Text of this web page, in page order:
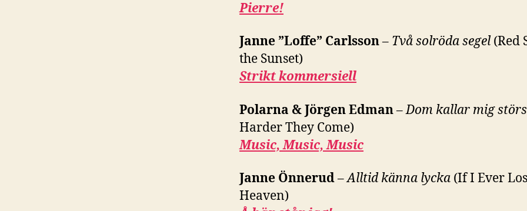
Pierre!
Janne ”Loffe” Carlsson– Två solröda segel (Red
the Sunset)
Strikt kommersiell
Polarna & Jörgen Edman–Dom kallar mig
Harder They Come)
Music, Music, Music
Janne Önnerud–Alltid känna lycka (If I Ever
Heaven)